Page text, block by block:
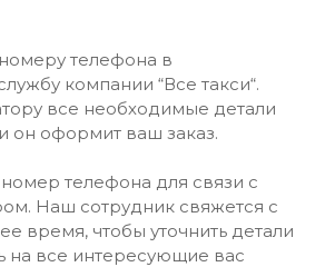
телефона в
компании “Все такси“.
все необходимые детали
он оформит ваш заказ.
номер телефона для связи с
Наш сотрудник свяжется с
время, чтобы уточнить детали
на все интересующие вас